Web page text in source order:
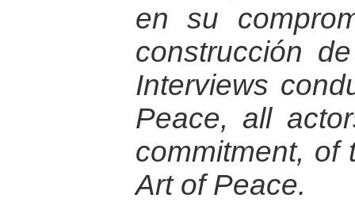
en su
construcción
Interviews
Peace, all
commitment, of
Art of Peace.